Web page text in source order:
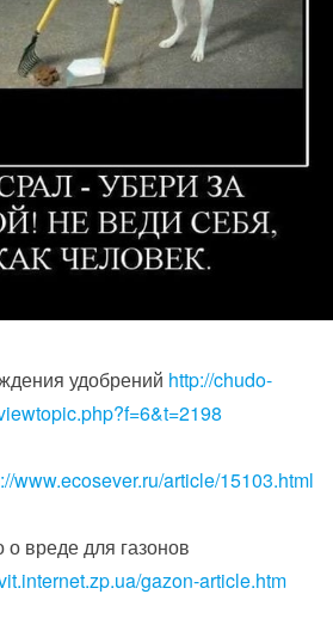
удобрений http://chudo-
www.ecosever.ru/article/15103.html
о вреде для газонов
gazon-article.htm